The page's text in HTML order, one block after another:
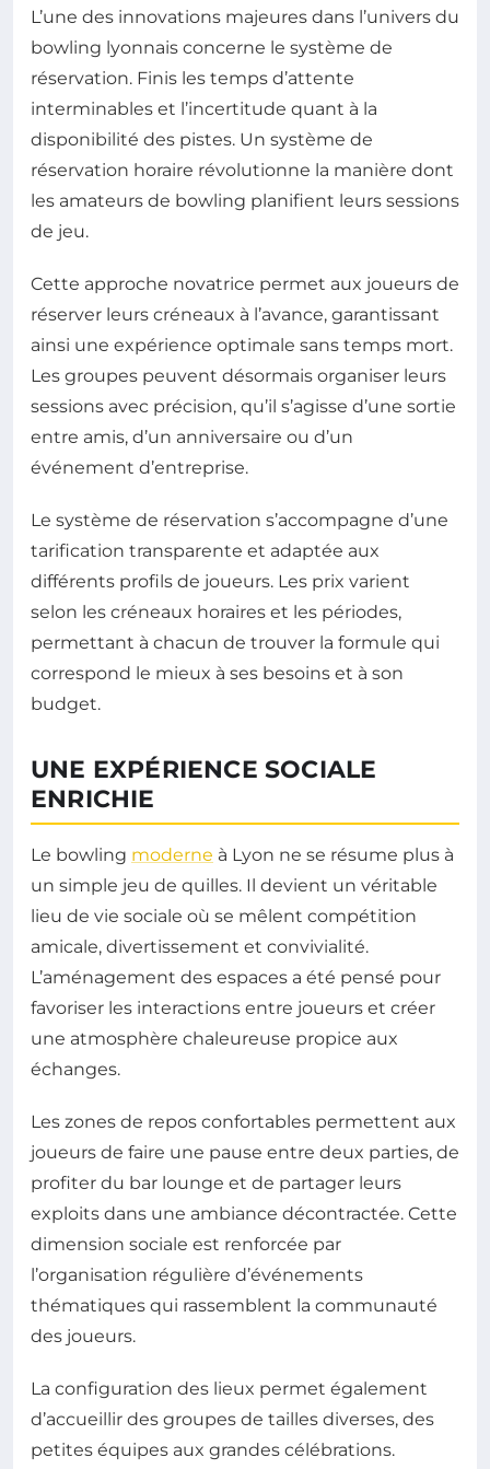
L’une des innovations majeures dans l’univers du
bowling lyonnais concerne le système de
réservation. Finis les temps d’attente
interminables et l’incertitude quant à la
disponibilité des pistes. Un système de
réservation horaire révolutionne la manière dont
les amateurs de bowling planifient leurs sessions
de jeu.
Cette approche novatrice permet aux joueurs de
réserver leurs créneaux à l’avance, garantissant
ainsi une expérience optimale sans temps mort.
Les groupes peuvent désormais organiser leurs
sessions avec précision, qu’il s’agisse d’une sortie
entre amis, d’un anniversaire ou d’un
événement d’entreprise.
Le système de réservation s’accompagne d’une
tarification transparente et adaptée aux
différents profils de joueurs. Les prix varient
selon les créneaux horaires et les périodes,
permettant à chacun de trouver la formule qui
correspond le mieux à ses besoins et à son
budget.
UNE EXPÉRIENCE SOCIALE
ENRICHIE
Le bowling moderne à Lyon ne se résume plus à
un simple jeu de quilles. Il devient un véritable
lieu de vie sociale où se mêlent compétition
amicale, divertissement et convivialité.
L’aménagement des espaces a été pensé pour
favoriser les interactions entre joueurs et créer
une atmosphère chaleureuse propice aux
échanges.
Les zones de repos confortables permettent aux
joueurs de faire une pause entre deux parties, de
profiter du bar lounge et de partager leurs
exploits dans une ambiance décontractée. Cette
dimension sociale est renforcée par
l’organisation régulière d’événements
thématiques qui rassemblent la communauté
des joueurs.
La configuration des lieux permet également
d’accueillir des groupes de tailles diverses, des
petites équipes aux grandes célébrations.